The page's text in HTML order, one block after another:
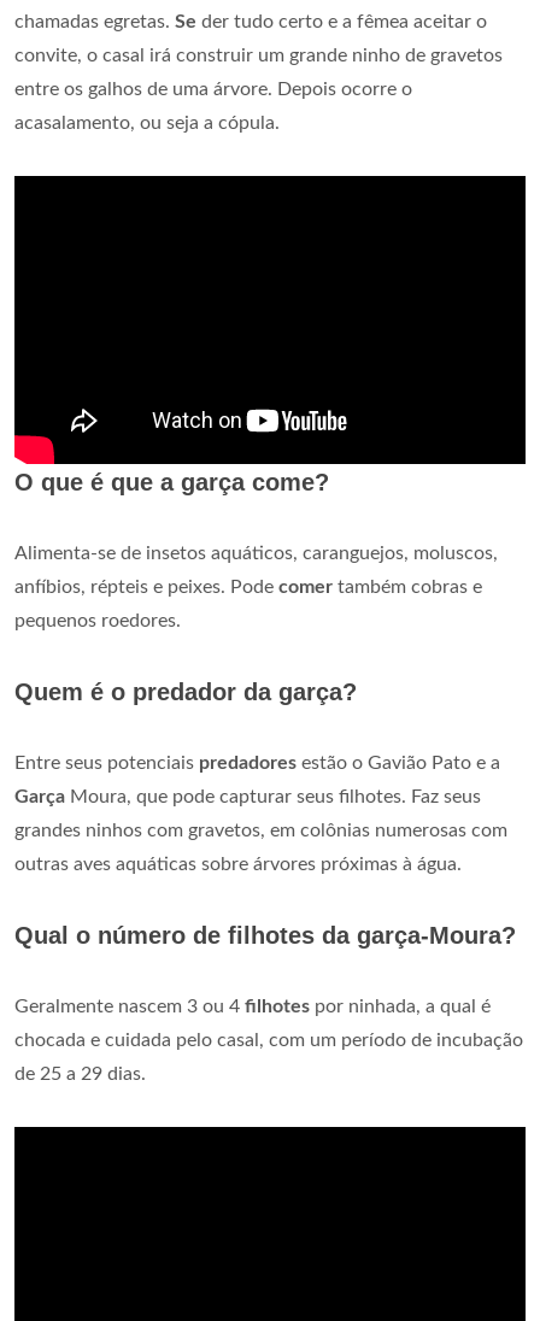
chamadas egretas. Se der tudo certo e a fêmea aceitar o
convite, o casal irá construir um grande ninho de gravetos
entre os galhos de uma árvore. Depois ocorre o
acasalamento, ou seja a cópula.
O que é que a garça come?
Alimenta-se de insetos aquáticos, caranguejos, moluscos,
anfíbios, répteis e peixes. Pode comer também cobras e
pequenos roedores.
Quem é o predador da garça?
Entre seus potenciais predadores estão o Gavião Pato e a
Garça Moura, que pode capturar seus filhotes. Faz seus
grandes ninhos com gravetos, em colônias numerosas com
outras aves aquáticas sobre árvores próximas à água.
Qual o número de filhotes da garça-Moura?
Geralmente nascem 3 ou 4 filhotes por ninhada, a qual é
chocada e cuidada pelo casal, com um período de incubação
de 25 a 29 dias.